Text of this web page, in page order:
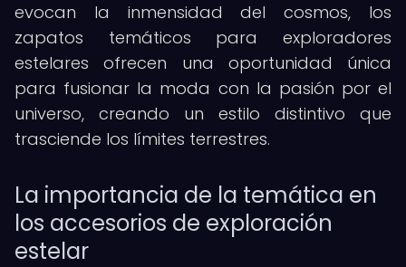
evocan la inmensidad del cosmos, los
zapatos temáticos para exploradores
estelares ofrecen una oportunidad única
para fusionar la moda con la pasión por el
universo, creando un estilo distintivo que
trasciende los límites terrestres.
La importancia de la temática en
los accesorios de exploración
estelar